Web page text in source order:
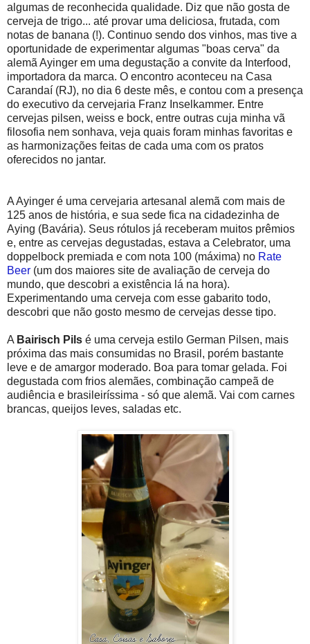
algumas de reconhecida qualidade. Diz que não gosta de
cerveja de trigo... até provar uma deliciosa, frutada, com
notas de banana (!). Continuo sendo dos vinhos, mas tive a
oportunidade de experimentar algumas "boas cerva" da
alemã Ayinger em uma degustação a convite da Interfood,
importadora da marca. O encontro aconteceu na Casa
Carandaí (RJ), no dia 6 deste mês, e contou com a presença
do executivo da cervejaria Franz Inselkammer. Entre
cervejas pilsen, weiss e bock, entre outras cuja minha vã
filosofia nem sonhava, veja quais foram minhas favoritas e
as harmonizações feitas de cada uma com os pratos
oferecidos no jantar.
A Ayinger é uma cervejaria artesanal alemã com mais de
125 anos de história, e sua sede fica na cidadezinha de
Aying (Bavária). Seus rótulos já receberam muitos prêmios
e, entre as cervejas degustadas, estava a Celebrator, uma
doppelbock premiada e com nota 100 (máxima) no Rate
Beer (um dos maiores site de avaliação de cerveja do
mundo, que descobri a existência lá na hora).
Experimentando uma cerveja com esse gabarito todo,
descobri que não gosto mesmo de cervejas desse tipo.
A Bairisch Pils é uma cerveja estilo German Pilsen, mais
próxima das mais consumidas no Brasil, porém bastante
leve e de amargor moderado. Boa para tomar gelada. Foi
degustada com frios alemães, combinação campeã de
audiência e brasileiríssima - só que alemã. Vai com carnes
brancas, queijos leves, saladas etc.